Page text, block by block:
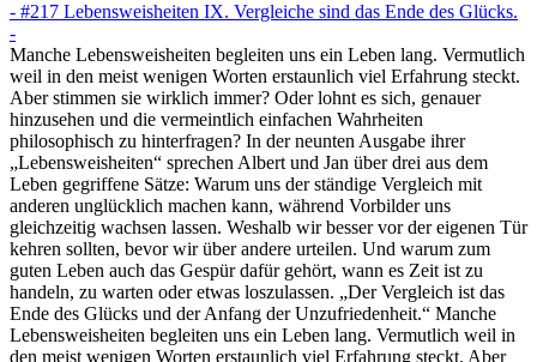
- #217 Lebensweisheiten IX. Vergleiche sind das Ende des Glücks.
-
Manche Lebensweisheiten begleiten uns ein Leben lang. Vermutlich
weil in den meist wenigen Worten erstaunlich viel Erfahrung steckt.
Aber stimmen sie wirklich immer? Oder lohnt es sich, genauer
hinzusehen und die vermeintlich einfachen Wahrheiten
philosophisch zu hinterfragen? In der neunten Ausgabe ihrer
„Lebensweisheiten“ sprechen Albert und Jan über drei aus dem
Leben gegriffene Sätze: Warum uns der ständige Vergleich mit
anderen unglücklich machen kann, während Vorbilder uns
gleichzeitig wachsen lassen. Weshalb wir besser vor der eigenen Tür
kehren sollten, bevor wir über andere urteilen. Und warum zum
guten Leben auch das Gespür dafür gehört, wann es Zeit ist zu
handeln, zu warten oder etwas loszulassen. „Der Vergleich ist das
Ende des Glücks und der Anfang der Unzufriedenheit.“ Manche
Lebensweisheiten begleiten uns ein Leben lang. Vermutlich weil in
den meist wenigen Worten erstaunlich viel Erfahrung steckt. Aber